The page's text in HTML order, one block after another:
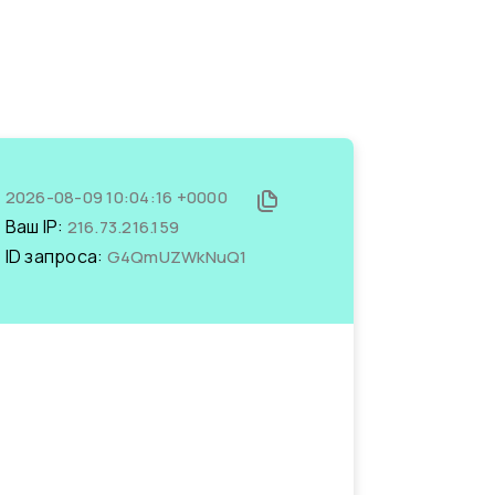
2026-08-09 10:04:16 +0000
Ваш IP: 216.73.216.159
ID запроса: G4QmUZWkNuQ1